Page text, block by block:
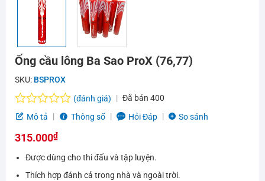
Ống cầu lông Ba Sao ProX (76,77)
SKU: BSPROX
Được
hạng
5
sao
(đánh giá) Đã bán 400
Mô tả
Thông số Hỏi Đáp So sánh
315.000₫
Được dùng cho thi đấu và tập luyện.
Thích hợp đánh cả trong nhà và ngoài trời.